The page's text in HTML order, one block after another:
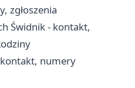
zgłoszenia
Świdnik - kontakt,
numery